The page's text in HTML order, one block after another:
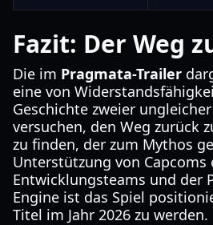
Fazit: Der Weg
Die im Pragmata-Trailer
eine von
Geschichte zweier
versuchen, den Weg zurück
zu finden, der zum Mythos
Unterstützung von Capcoms
Entwicklungsteams und der
Engine ist das Spiel
Titel im Jahr 2026 zu werden.